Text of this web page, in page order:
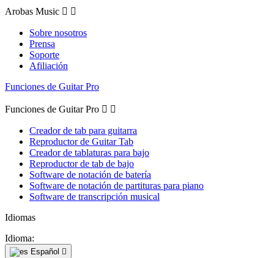
Arobas Music  
Sobre nosotros
Prensa
Soporte
Afiliación
Funciones de Guitar Pro
Funciones de Guitar Pro  
Creador de tab para guitarra
Reproductor de Guitar Tab
Creador de tablaturas para bajo
Reproductor de tab de bajo
Software de notación de batería
Software de notación de partituras para piano
Software de transcripción musical
Idiomas
Idioma:
Español 